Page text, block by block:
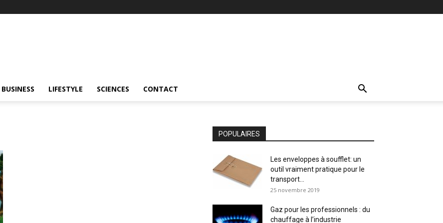
BUSINESS LIFESTYLE SCIENCES CONTACT
POPULAIRES
Les enveloppes à soufflet: un
outil vraiment pratique pour le
transport...
25 novembre 2019
Gaz pour les professionnels : du
chauffage à l’industrie